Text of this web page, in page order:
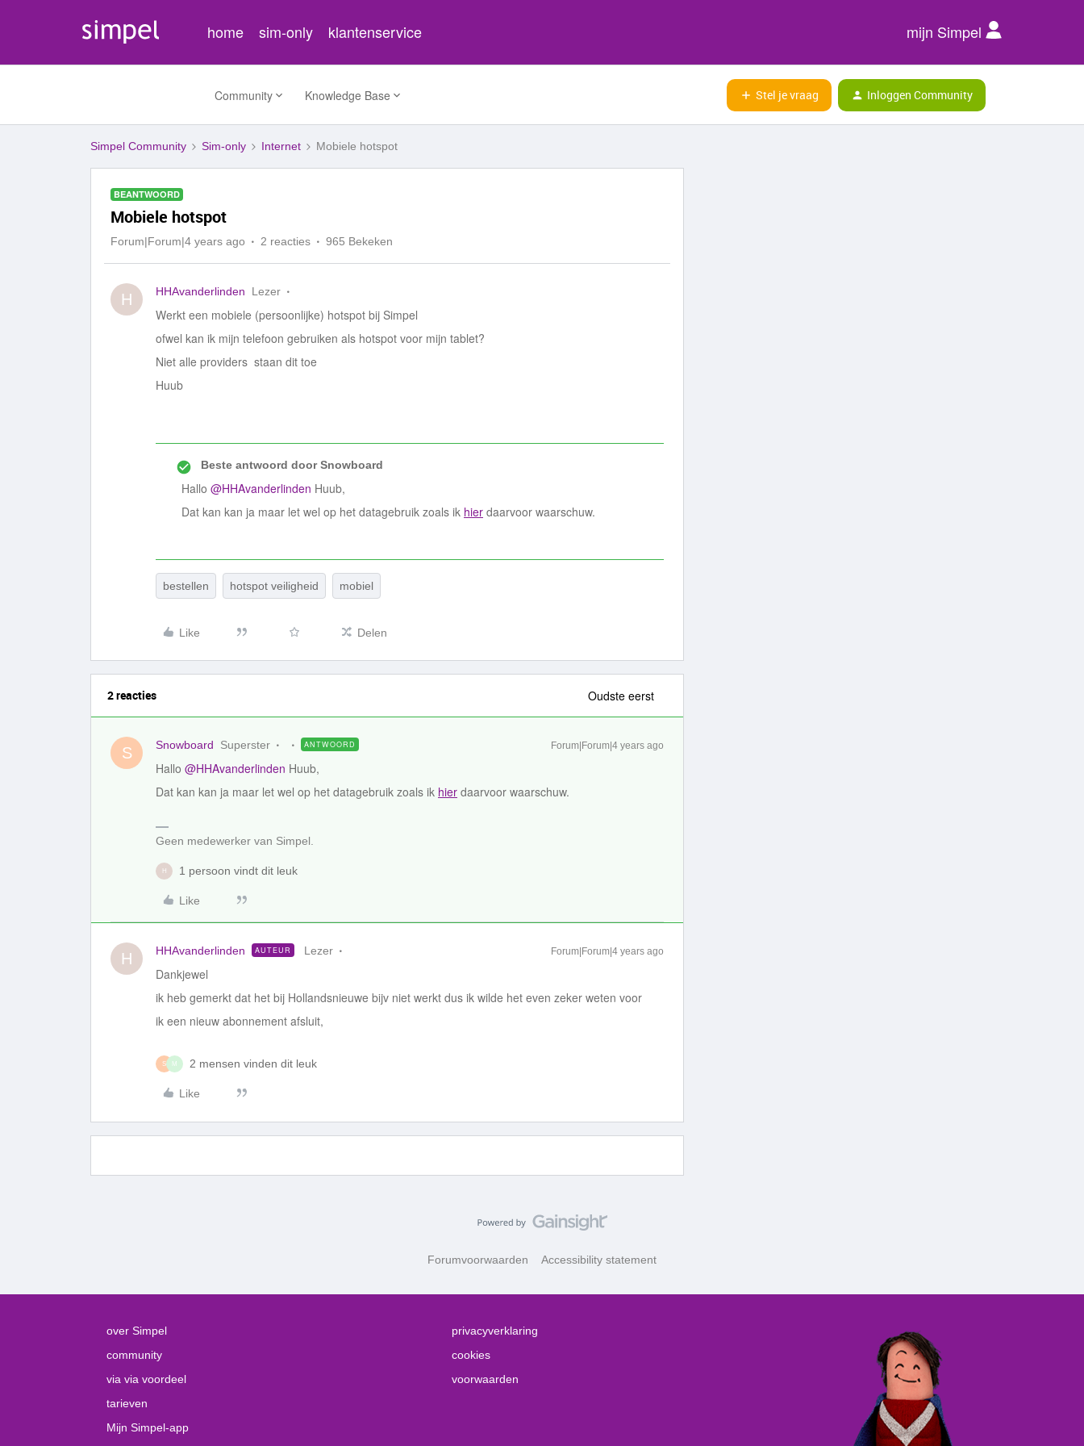
home sim-only klantenservice mijn Simpel
Community Knowledge Base Stel je vraag Inloggen Community
Simpel Community Sim-only Internet Mobiele hotspot
BEANTWOORD
Mobiele hotspot
Forum|Forum|4 years ago 2 reacties 965 Bekeken
H HHAvanderlinden Lezer
Werkt een mobiele (persoonlijke) hotspot bij Simpel
ofwel kan ik mijn telefoon gebruiken als hotspot voor mijn tablet?
Niet alle providers staan dit toe
Huub
Beste antwoord doorSnowboard
Hallo @HHAvanderlinden Huub,
Dat kan kan ja maar let wel op het datagebruik zoals ik hier daarvoor waarschuw.
bestellen hotspot veiligheid mobiel
Like Delen
2 reacties Oudste eerst
S Snowboard Superster ANTWOORD Forum|Forum|4 years ago
Hallo @HHAvanderlinden Huub,
Dat kan kan ja maar let wel op het datagebruik zoals ik hier daarvoor waarschuw.
Geen medewerker van Simpel.
H 1 persoon vindt dit leuk
Like
H HHAvanderlinden AUTEUR Lezer Forum|Forum|4 years ago
Dankjewel
ik heb gemerkt dat het bij Hollandsnieuwe bijv niet werkt dus ik wilde het even zeker weten voor
ik een nieuw abonnement afsluit,
S M 2 mensen vinden dit leuk
Like
Forumvoorwaarden Accessibility statement
over Simpel
community
via via voordeel
tarieven
Mijn Simpel-app
privacyverklaring
cookies
voorwaarden